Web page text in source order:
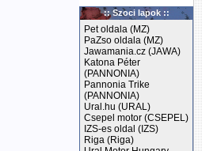
:: Szoci lapok ::
Pet oldala (MZ)
PaZso oldala (MZ)
Jawamania.cz (JAWA)
Katona Péter
(PANNONIA)
Pannonia Trike
(PANNONIA)
Ural.hu (URAL)
Csepel motor (CSEPEL)
IZS-es oldal (IZS)
Riga (Riga)